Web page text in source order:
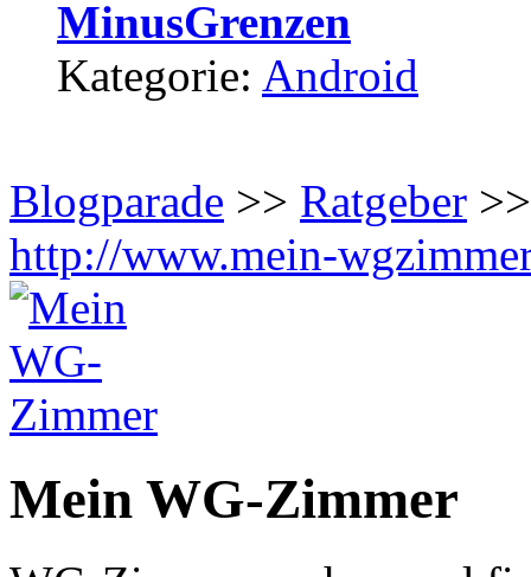
MinusGrenzen
Kategorie: Android
Blogparade >> Ratgeber
http://www.mein-
Mein WG-Zimmer